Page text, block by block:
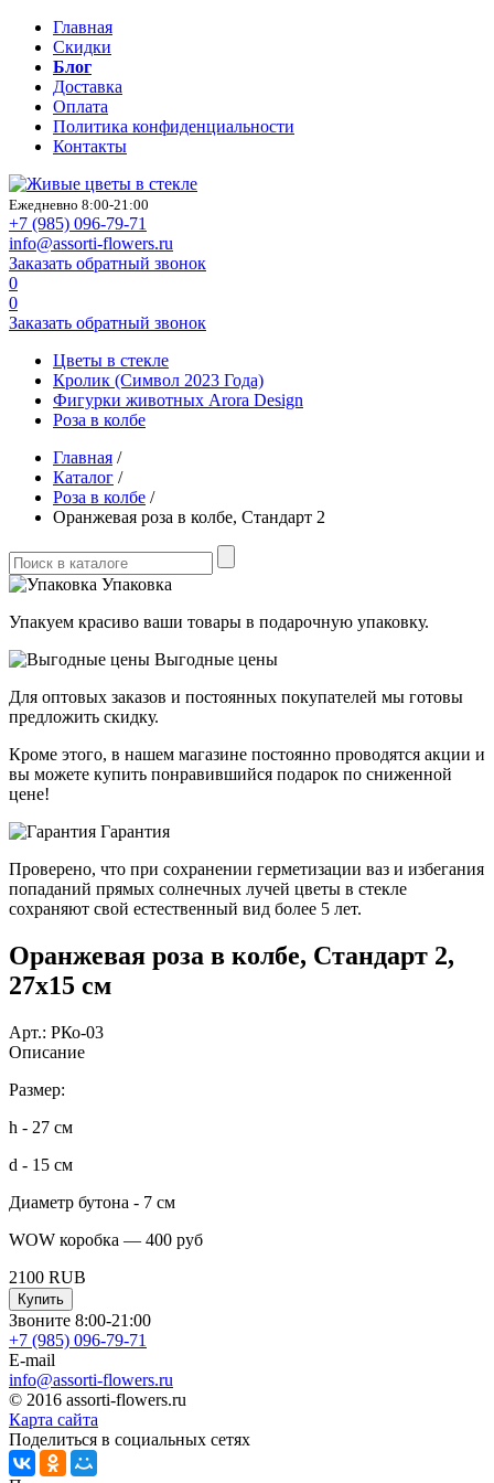
Главная
Скидки
Блог
Доставка
Оплата
Политика конфиденциальности
Контакты
Ежедневно 8:00-21:00
+7 (985) 096-79-71
info@assorti-flowers.ru
Заказать обратный звонок
0
0
Заказать обратный звонок
Цветы в стекле
Кролик (Символ 2023 Года)
Фигурки животных Arora Design
Роза в колбе
Главная /
Каталог /
Роза в колбе /
Оранжевая роза в колбе, Стандарт 2
Упаковка
Упакуем красиво ваши товары в подарочную упаковку.
Выгодные цены
Для оптовых заказов и постоянных покупателей мы готовы
предложить скидку.
Кроме этого, в нашем магазине постоянно проводятся акции и
вы можете купить понравившийся подарок по сниженной
цене!
Гарантия
Проверено, что при сохранении герметизации ваз и избегания
попаданий прямых солнечных лучей цветы в стекле
сохраняют свой естественный вид более 5 лет.
Оранжевая роза в колбе, Стандарт 2,
27х15 см
Арт.: РКо-03
Описание
Размер:
h - 27 см
d - 15 см
Диаметр бутона - 7 см
WOW коробка — 400 руб
2100 RUB
Купить
Звоните 8:00-21:00
+7 (985) 096-79-71
E-mail
info@assorti-flowers.ru
© 2016 assorti-flowers.ru
Карта сайта
Поделиться в социальных сетях